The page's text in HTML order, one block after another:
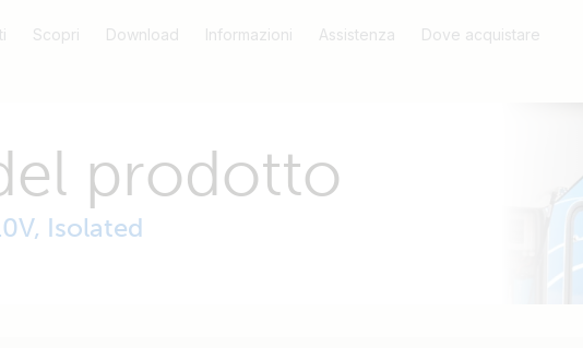
Scopri Download Informazioni Assistenza Dove acquistare
prodotto
Isolated